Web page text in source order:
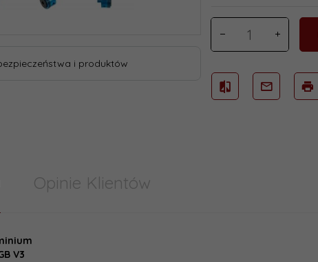
i produktów
Opinie Klientów
V3